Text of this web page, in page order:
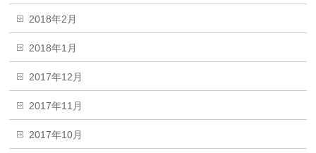
2018年2月
2018年1月
2017年12月
2017年11月
2017年10月